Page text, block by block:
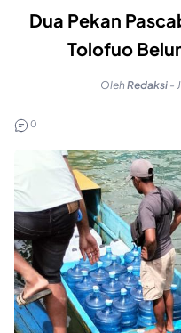
Dua Pekan
Tolofuo
OlehRedaksi -
0